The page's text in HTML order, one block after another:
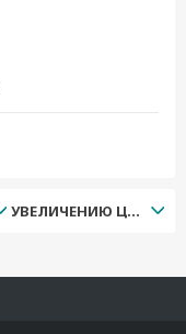
УВЕЛИЧЕНИЮ ЦЕНЫ